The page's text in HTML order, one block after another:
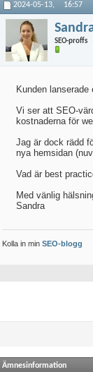
2024-05-13, 16:57
SEO-proffs
Kunden
Vi ser att SEO-
kostnaderna för
Jag är dock rädd
nya hemsidan
Vad är best
Med vänlig
Sandra
Kolla in min SEO-blogg
Ämnesinformation